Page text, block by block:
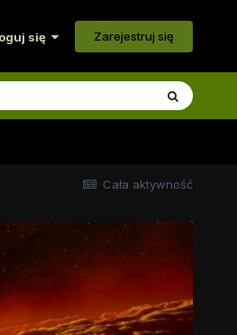
się Zarejestruj się
Cała aktywność